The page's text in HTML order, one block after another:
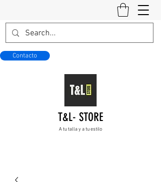
Contacto
T&L- STORE
A tu talla y a tu estilo